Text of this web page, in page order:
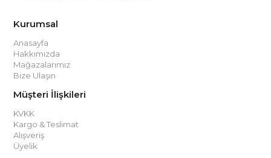
Kurumsal
Anasayfa
Hakkımızda
Mağazalarımız
Bize Ulaşın
Müşteri İlişkileri
KVKK
Kargo & Teslimat
Alışveriş
Üyelik